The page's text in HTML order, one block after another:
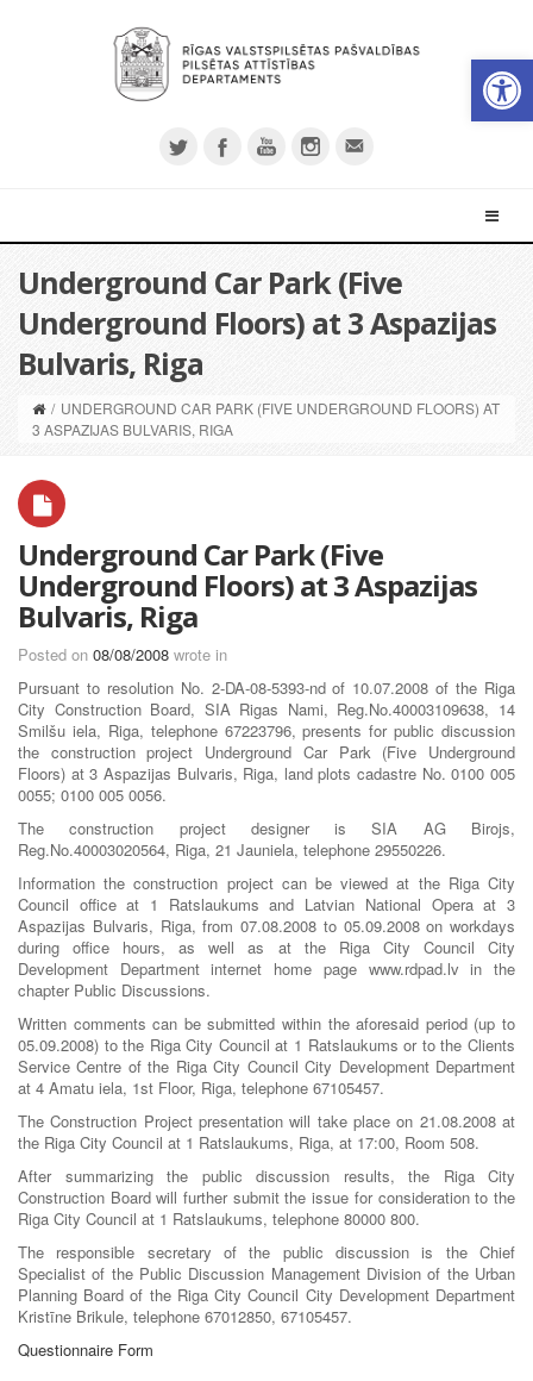
Underground Car Park (Five
Underground Floors) at 3 Aspazijas
Bulvaris, Riga
/ UNDERGROUND CAR PARK (FIVE UNDERGROUND FLOORS) AT
3 ASPAZIJAS BULVARIS, RIGA
Underground Car Park (Five
Underground Floors) at 3 Aspazijas
Bulvaris, Riga
Posted on 08/08/2008 wrote in
Pursuant to resolution No. 2-DA-08-5393-nd of 10.07.2008 of the Riga
City Construction Board, SIA Rigas Nami, Reg.No.40003109638, 14
Smilšu iela, Riga, telephone 67223796, presents for public discussion
the construction project Underground Car Park (Five Underground
Floors) at 3 Aspazijas Bulvaris, Riga, land plots cadastre No. 0100 005
0055; 0100 005 0056.
The construction project designer is SIA AG Birojs,
Reg.No.40003020564, Riga, 21 Jauniela, telephone 29550226.
Information the construction project can be viewed at the Riga City
Council office at 1 Ratslaukums and Latvian National Opera at 3
Aspazijas Bulvaris, Riga, from 07.08.2008 to 05.09.2008 on workdays
during office hours, as well as at the Riga City Council City
Development Department internet home page www.rdpad.lv in the
chapter Public Discussions.
Written comments can be submitted within the aforesaid period (up to
05.09.2008) to the Riga City Council at 1 Ratslaukums or to the Clients
Service Centre of the Riga City Council City Development Department
at 4 Amatu iela, 1st Floor, Riga, telephone 67105457.
The Construction Project presentation will take place on 21.08.2008 at
the Riga City Council at 1 Ratslaukums, Riga, at 17:00, Room 508.
After summarizing the public discussion results, the Riga City
Construction Board will further submit the issue for consideration to the
Riga City Council at 1 Ratslaukums, telephone 80000 800.
The responsible secretary of the public discussion is the Chief
Specialist of the Public Discussion Management Division of the Urban
Planning Board of the Riga City Council City Development Department
Kristīne Brikule, telephone 67012850, 67105457.
Questionnaire Form